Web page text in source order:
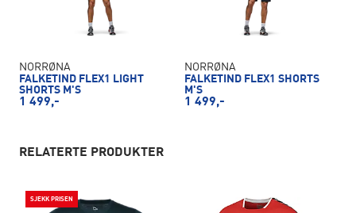
NORRØNA
FALKETIND FLEX1 LIGHT
SHORTS M'S
1 499,-
NORRØNA
FALKETIND FLEX1 SHORTS
M'S
1 499,-
RELATERTE PRODUKTER
SJEKK PRISEN